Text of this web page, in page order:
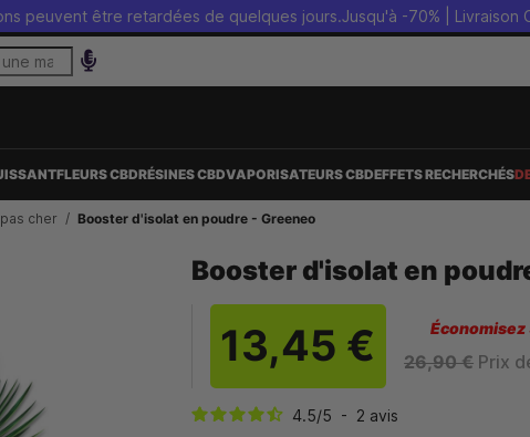
être retardées de quelques jours.Jusqu'à -70% | Livraison
FLEURS CBDRÉSINES CBDVAPORISATEURS CBDEFFETS RECHERCHÉS
pas cher Booster d'isolat en poudre - Greeneo
Booster d'isolat en
13,45 € Économisez
26,90 € Prix
4.5/5 - 2 avis